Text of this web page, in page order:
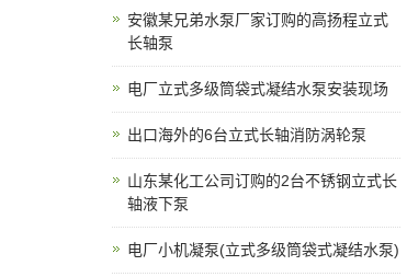
安徽某兄弟水泵厂家订购的高扬程立式
长轴泵
电厂立式多级筒袋式凝结水泵安装现场
出口海外的6台立式长轴消防涡轮泵
山东某化工公司订购的2台不锈钢立式长
轴液下泵
电厂小机凝泵(立式多级筒袋式凝结水泵)